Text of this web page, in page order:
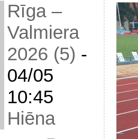
Rīga –
Valmiera
2026 (5) -
04/05
10:45
Hiēna